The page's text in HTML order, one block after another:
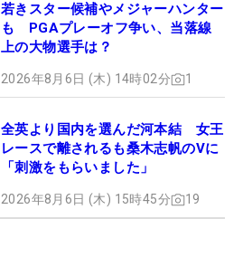
若きスター候補やメジャーハンター
も PGAプレーオフ争い、当落線
上の大物選手は？
2026年8月6日 (木) 14時02分 1
全英より国内を選んだ河本結 女王
レースで離されるも桑木志帆のVに
「刺激をもらいました」
2026年8月6日 (木) 15時45分 19